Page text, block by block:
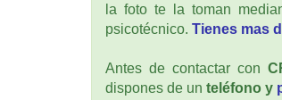
la foto te la toman
psicotécnico. Tienes mas
Antes de contactar con
dispones de un teléfono y